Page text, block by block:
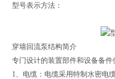
型号表示方法：
穿墙回流泵结构简介
专门设计的装置部件和设备备件
1、电缆：电缆采用特制水密电缆